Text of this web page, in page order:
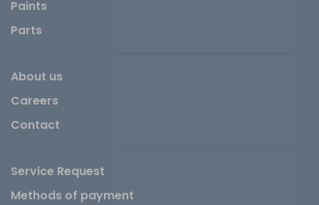
Paints
Parts
About us
Careers
Contact
Service Request
Methods of payment